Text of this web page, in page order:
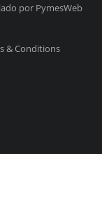
por PymesWeb
& Conditions